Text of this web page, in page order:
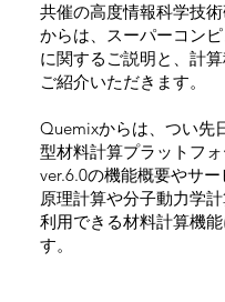
共催の高度情報科学技
からは、スーパーコン
に関するご説明と、計
ご紹介いただきます。
Quemixからは、つい先
型材料計算プラットフ
ver.6.0の機能概要やサ
原理計算や分子動力学
利用できる材料計算機
す。